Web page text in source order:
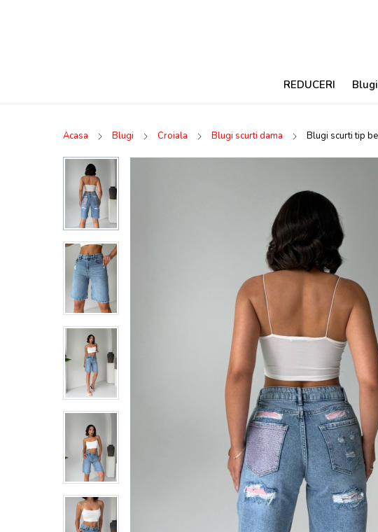
REDUCERI Blugi
Acasa Blugi Croiala Blugi scurti dama Blugi scurti tip